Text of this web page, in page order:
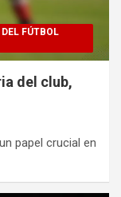
FÚTBOL
del club,
papel crucial en